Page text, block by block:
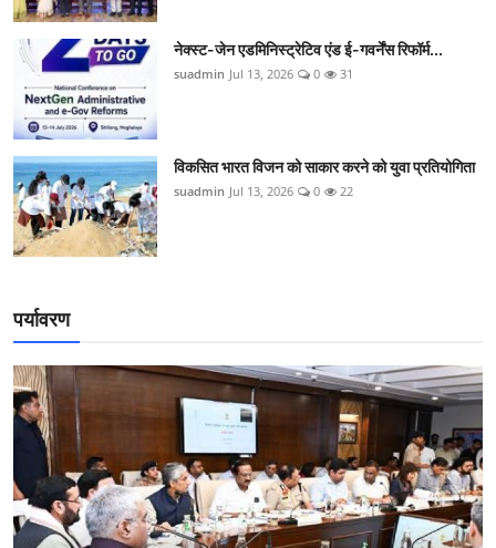
नेक्स्ट-जेन एडमिनिस्ट्रेटिव एंड ई-गवर्नेंस रिफॉर्म...
suadmin Jul 13, 2026 0 31
विकसित भारत विजन को साकार करने को युवा प्रतियोगिता
suadmin Jul 13, 2026 0 22
पर्यावरण